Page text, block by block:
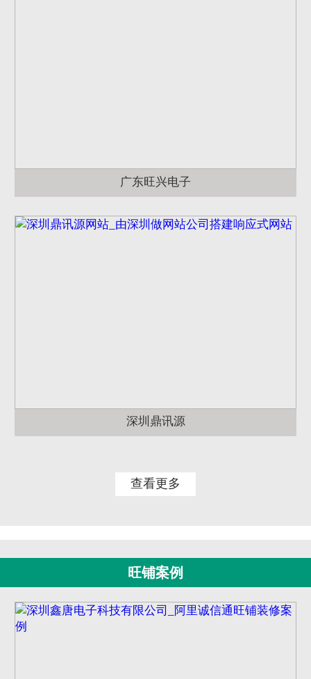
广东旺兴电子
深圳鼎讯源
查看更多
旺铺案例